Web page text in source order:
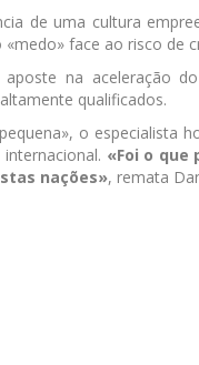
de uma cultura
face ao risco de
na aceleração
qualificados.
o especialista
«Foi o que
nações», remata